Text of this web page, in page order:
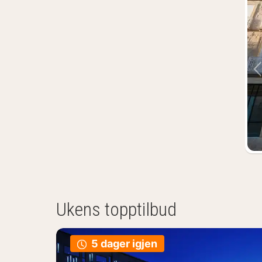
Ukens topptilbud
5 dager igjen